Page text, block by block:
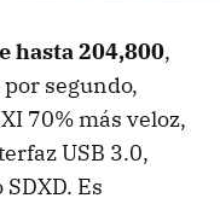
hasta 204,800,
segundo,
70% más veloz,
USB 3.0,
Es